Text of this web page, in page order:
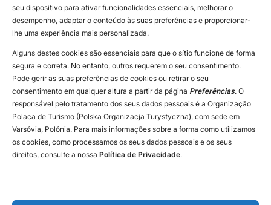
seu dispositivo para ativar funcionalidades essenciais, melhorar o
desempenho, adaptar o conteúdo às suas preferências e proporcionar-
lhe uma experiência mais personalizada.
Alguns destes cookies são essenciais para que o sítio funcione de forma
segura e correta. No entanto, outros requerem o seu consentimento.
Pode gerir as suas preferências de cookies ou retirar o seu
consentimento em qualquer altura a partir da página Preferências. O
responsável pelo tratamento dos seus dados pessoais é a Organização
Polaca de Turismo (Polska Organizacja Turystyczna), com sede em
Varsóvia, Polónia. Para mais informações sobre a forma como utilizamos
os cookies, como processamos os seus dados pessoais e os seus
direitos, consulte a nossa Política de Privacidade.
Instagram
Facebook